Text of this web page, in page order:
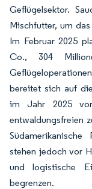
Geflügelsektor.
Mischfutter, um
Im Februar 2025
Co., 304
bereitet sich auf
im Jahr 2025
entwaldungsfreien
stehen jedoch vor
und logistische
begrenzen.